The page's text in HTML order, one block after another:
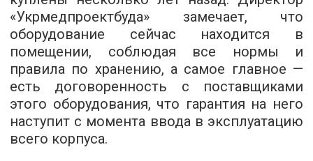
«Укрмедпроектбуда» замечает, что
оборудование сейчас находится в
помещении, соблюдая все нормы и
правила по хранению, а самое главное —
есть договоренность с поставщиками
этого оборудования, что гарантия на него
наступит с момента ввода в эксплуатацию
всего корпуса.